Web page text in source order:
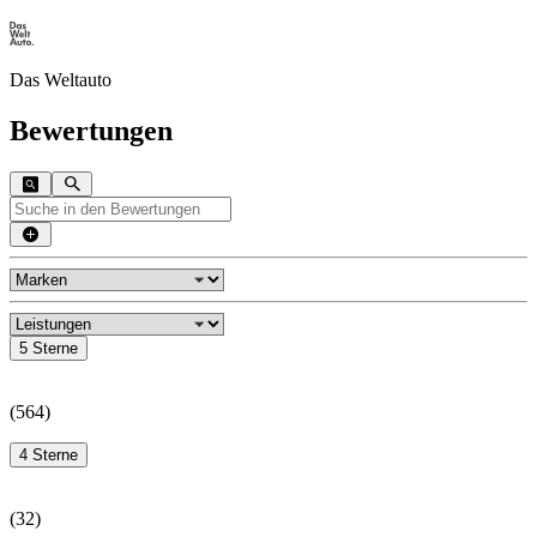
Das Weltauto
Bewertungen
5 Sterne
(564)
4 Sterne
(32)